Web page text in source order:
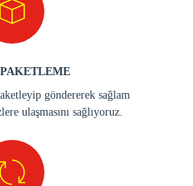
göndererek sağlam
ulaşmasını sağlıyoruz.